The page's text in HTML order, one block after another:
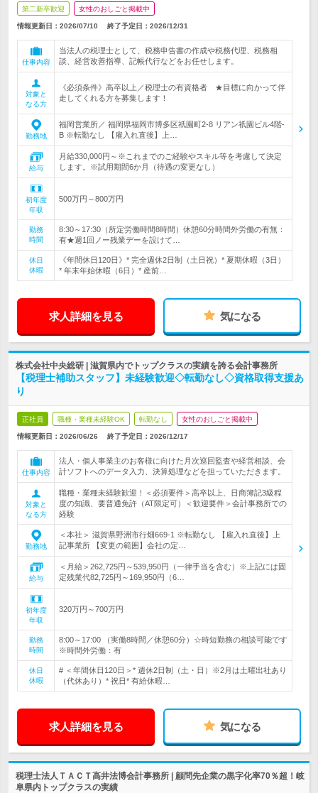
第二新卒歓迎 女性のおしごと掲載中
情報更新日：2026/07/10 終了予定日： 2026/12/31
仕事内容
当法人の税理士として、税務申告書の作成や税務代理、税務相
談、経営改善指導、記帳代行などをお任せします。
対象と
なる方
《必須条件》高卒以上／税理士の有資格者 ★目標に向かって伴
走してくれる方を募集します！
勤務地
福岡営業所／ 福岡県福岡市博多区祇園町2-8 リアン祇園ビル4階-
B ※転勤なし 【雇入れ直後】上…
給与
月給330,000円～※これまでのご経験やスキル等を考慮して決定
します。※試用期間6か月（待遇の変更なし）
初年度
年収
500万円～800万円
勤務
時間
8:30～17:30（所定労働時間8時間）休憩60分時間外労働の有無：
有★週1回ノー残業デーを設けて…
休日
休暇
《年間休日120日》* 完全週休2日制（土日祝）* 夏期休暇（3日）
* 年末年始休暇（6日）* 産前…
求人詳細を見る 気になる
株式会社中央総研 | 滋賀県内でトップクラスの実績を誇る会計事務所
【税理士補助スタッフ】未経験歓迎◇転勤なし◇資格取得支援あ
り
正社員 職種・業種未経験OK 転勤なし 女性のおしごと掲載中
情報更新日：2026/06/26 終了予定日： 2026/12/17
仕事内容
法人・個人事業主のお客様に向けた月次巡回監査や経営相談、会
計ソフトへのデータ入力、決算処理などを担っていただきます。
対象と
なる方
職種・業種未経験歓迎！＜必須要件＞高卒以上、日商簿記3級程
度の知識、要普通免許（AT限定可）＜歓迎要件＞会計事務所での
経験
勤務地
＜本社＞ 滋賀県野洲市行畑669-1 ※転勤なし 【雇入れ直後】上
記事業所 【変更の範囲】会社の定…
給与
＜月給＞262,725円～539,950円（一律手当を含む）※上記には固
定残業代82,725円～169,950円（6…
初年度
年収
320万円～700万円
勤務
時間
8:00～17:00 （実働8時間／休憩60分）☆時短勤務の相談可能です
※時間外労働：有
休日
休暇
# ＜年間休日120日＞* 週休2日制（土・日）※2月は土曜出社あり
（代休あり）* 祝日* 有給休暇…
求人詳細を見る 気になる
税理士法人ＴＡＣＴ高井法博会計事務所 | 顧問先企業の黒字化率70％超！岐
阜県内トップクラスの実績